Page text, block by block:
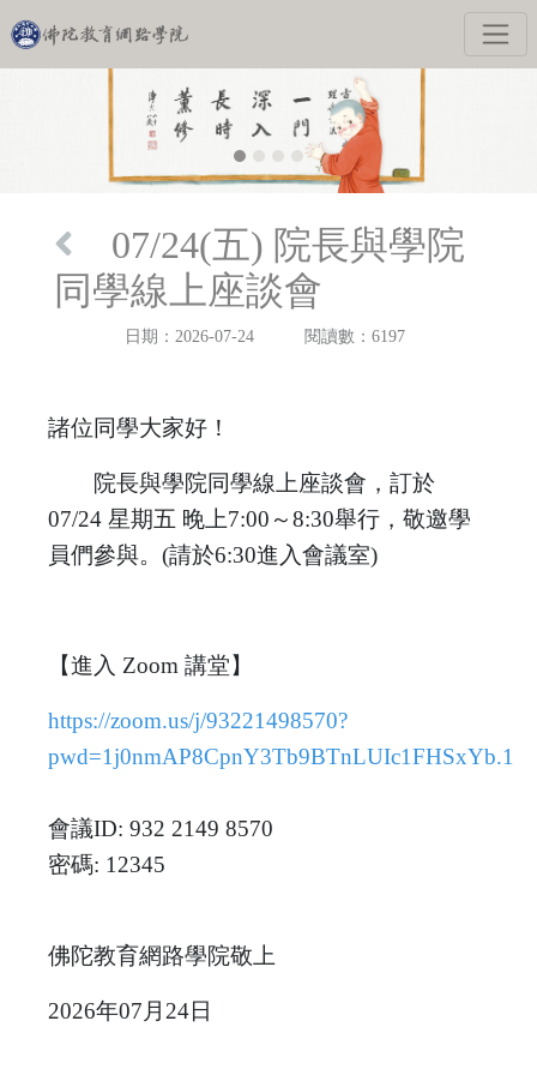
07/24(五) 院長與學院
同學線上座談會
日期：2026-07-24 閱讀數：6197
諸位同學大家好！
院長與學院同學線上座談會，訂於
07/24 星期五 晚上7:00～8:30舉行，敬邀學
員們參與。(請於6:30進入會議室)
【進入 Zoom 講堂】
https://zoom.us/j/93221498570?
pwd=1j0nmAP8CpnY3Tb9BTnLUIc1FHSxYb.1
會議ID: 932 2149 8570
密碼: 12345
佛陀教育網路學院敬上
2026年07月24日